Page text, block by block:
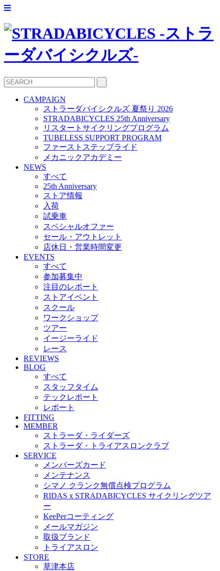
CAMPAIGN
ストラーダバイシクルズ 夏祭り 2026
STRADABICYCLES 25th Anniversary
リスタートサイクリングプログラム
TUBELESS SUPPORT PROGRAM
ファーストステップライド
メカニックアカデミー
NEWS
すべて
25th Anniversary
ストア情報
入荷
試乗車
スペシャルオファー
セール・アウトレット
店休日・営業時間変更
EVENTS
すべて
参加募集中
注目のレポート
ストアイベント
スクール
ワークショップ
ツアー
イージーライド
レース
REVIEWS
BLOG
すべて
スタッフタイム
テックレポート
レポート
FITTING
MEMBER
ストラーダ・ライダーズ
ストラーダ・トライアスロンクラブ
SERVICE
メンバーズカード
メンテナンス
シマノ クランク無償点検プログラム
RIDAS x STRADABICYCLES サイクリングツア
ー
KeePerコーティング
メールマガジン
取扱ブランド
トライアスロン
STORE
草津本店